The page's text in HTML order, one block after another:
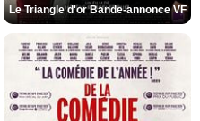
Le Triangle d'or Bande-annonce VF